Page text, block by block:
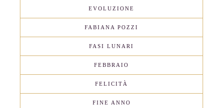
EVOLUZIONE
FABIANA POZZI
FASI LUNARI
FEBBRAIO
FELICITÀ
FINE ANNO